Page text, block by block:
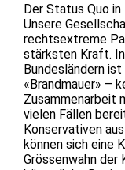
Der Status Quo
Unsere
rechtsextreme
stärksten Kraft.
Bundesländern
«Brandmauer» –
Zusammenarbeit
vielen Fällen
Konservativen
können sich eine
Grössenwahn der